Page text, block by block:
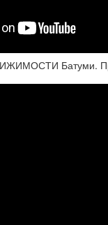
Батуми. Про